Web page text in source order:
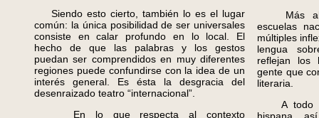
Siendo esto cierto, también lo es el lugar
común: la única posibilidad de ser universales
consiste en calar profundo en lo local. El
hecho de que las palabras y los gestos
puedan ser comprendidos en muy diferentes
regiones puede confundirse con la idea de un
interés general. Es ésta la desgracia del
desenraizado teatro “internacional”.
En lo que respecta al contexto
Más allá
escuelas
múltiples
lengua
reflejan los
gente que
literaria.
A todo lo